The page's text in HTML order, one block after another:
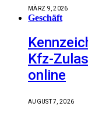
MÄRZ 9, 2026
Geschäft
Kfz-
online
AUGUST 7, 2026